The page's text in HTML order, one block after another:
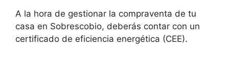
A la hora de gestionar la compraventa de tu
casa en Sobrescobio, deberás contar con un
certificado de eficiencia energética (CEE).